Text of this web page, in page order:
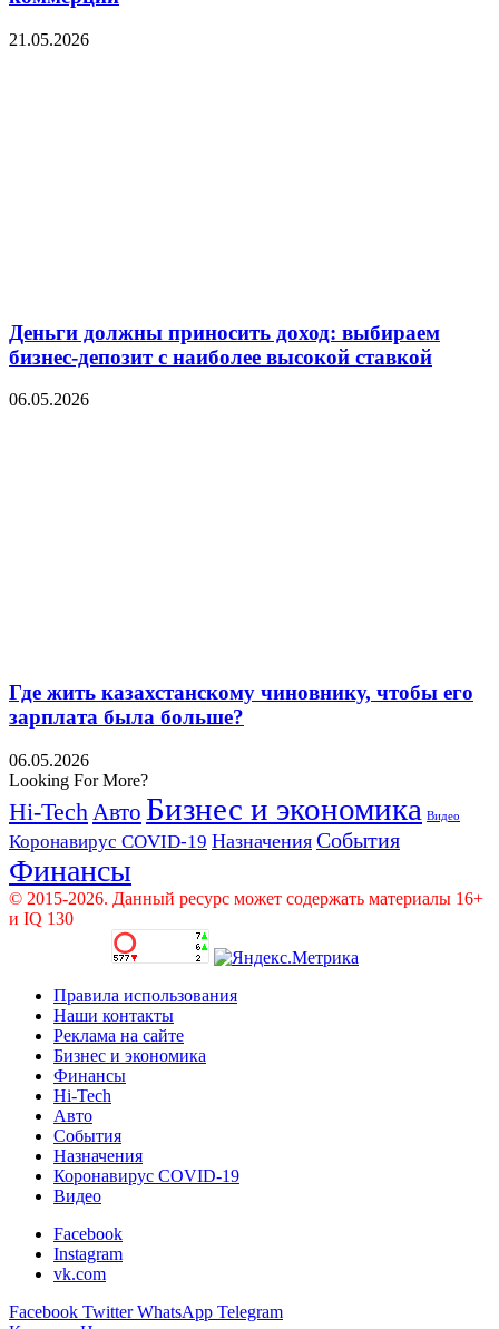
21.05.2026
Деньги должны приносить доход: выбираем
бизнес-депозит с наиболее высокой ставкой
06.05.2026
Где жить казахстанскому чиновнику, чтобы его
зарплата была больше?
06.05.2026
Looking For More?
Hi-Tech Авто Бизнес и экономика Видео
Коронавирус COVID-19 Назначения События
Финансы
© 2015-2026. Данный ресурс может содержать материалы 16+
и IQ 130
Правила использования
Наши контакты
Реклама на сайте
Бизнес и экономика
Финансы
Hi-Tech
Авто
События
Назначения
Коронавирус COVID-19
Видео
Facebook
Instagram
vk.com
Facebook Twitter WhatsApp Telegram